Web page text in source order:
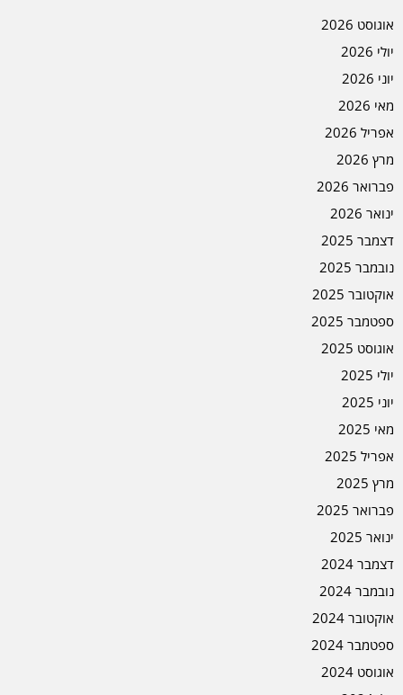
אוגוסט 2026
יולי 2026
יוני 2026
מאי 2026
אפריל 2026
מרץ 2026
פברואר 2026
ינואר 2026
דצמבר 2025
נובמבר 2025
אוקטובר 2025
ספטמבר 2025
אוגוסט 2025
יולי 2025
יוני 2025
מאי 2025
אפריל 2025
מרץ 2025
פברואר 2025
ינואר 2025
דצמבר 2024
נובמבר 2024
אוקטובר 2024
ספטמבר 2024
אוגוסט 2024